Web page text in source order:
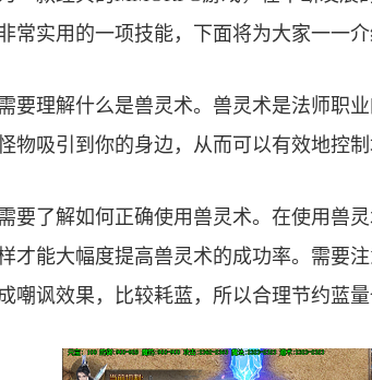
常实用的一项技能，下面将为大家一一介
要理解什么是兽灵术。兽灵术是法师职
物吸引到你的身边，从而可以有效地控
要了解如何正确使用兽灵术。在使用兽
才能大幅度提高兽灵术的成功率。需要
嘲讽效果，比较耗蓝，所以合理节约蓝